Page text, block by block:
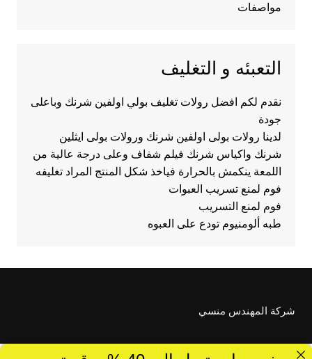
مواصفات
التعبئه و التغليف
نقدم لكم افضل رولات تغليف بولي اولفين شرنك وباعلى
جودة
لدينا رولات بولى اولفين شرنك ورولات بولى ايثلين
شرنك واكياس شرنك فيلم شفاف وعلى درجة عالية من
اللمعة ينكمش بالحرارة فياخذ شكل المنتج المراد تغليفه
فوم لمنع تسريب العبوات
فوم لمنع التسريب
طبه ألومنيوم تودع على العبوه
شركة المهندس منسي